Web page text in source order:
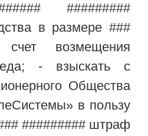
#########
в размере ###
возмещения
- взыскать с
Общества
в пользу
######### штраф